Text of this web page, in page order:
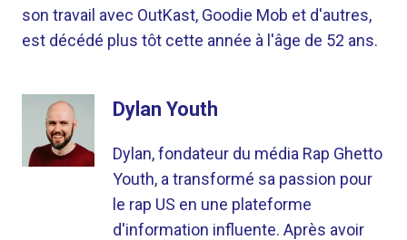
son travail avec OutKast, Goodie Mob et d'autres,
est décédé plus tôt cette année à l'âge de 52 ans.
Dylan Youth
Dylan, fondateur du média Rap Ghetto
Youth, a transformé sa passion pour
le rap US en une plateforme
d'information influente. Après avoir